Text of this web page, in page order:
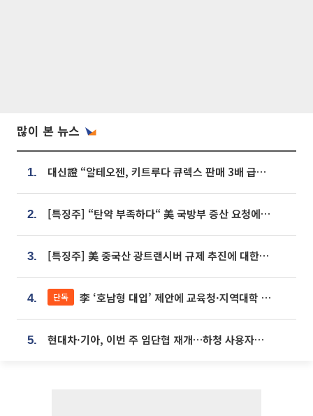
많이 본 뉴스
1. 대신證 “알테오젠, 키트루다 큐렉스 판매 3배 급증…목표가 41만원 상향”
2. [특징주] “탄약 부족하다“ 美 국방부 증산 요청에⋯국내 방산주 급등세
3. [특징주] 美 중국산 광트랜시버 규제 추진에 대한광통신 등 광통신株 강세
4. 단독 李 ‘호남형 대입’ 제안에 교육청·지역대학 서·논술형 입시 연계 '착수'
5. 현대차·기아, 이번 주 임단협 재개…하청 사용자성 재심도 ‘변수’